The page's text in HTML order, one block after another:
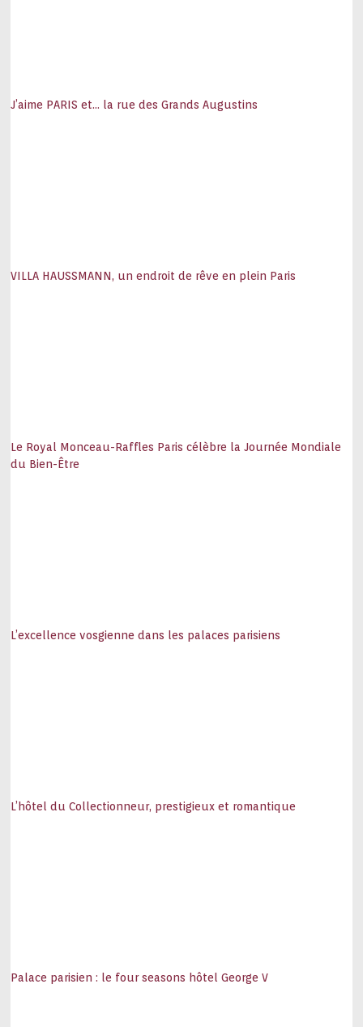
J’aime PARIS et… la rue des Grands Augustins
VILLA HAUSSMANN, un endroit de rêve en plein Paris
Le Royal Monceau-Raffles Paris célèbre la Journée Mondiale
du Bien-Être
L’excellence vosgienne dans les palaces parisiens
L’hôtel du Collectionneur, prestigieux et romantique
Palace parisien : le four seasons hôtel George V